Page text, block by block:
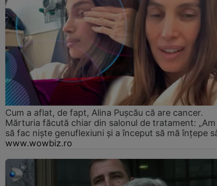
Cum a aflat, de fapt, Alina Pușcău că are cancer.
Mărturia făcută chiar din salonul de tratament:
să fac niște genuflexiuni și a început să mă înțepe
www.wowbiz.ro